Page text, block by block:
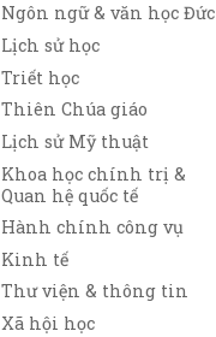
Ngôn ngữ & văn học Đức
Lịch sử học
Triết học
Thiên Chúa giáo
Lịch sử Mỹ thuật
Khoa học chính trị &
Quan hệ quốc tế
Hành chính công vụ
Kinh tế
Thư viện & thông tin
Xã hội học